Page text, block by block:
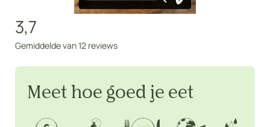
3,7
Gemiddelde van 12 reviews
Meet hoe goed je eet